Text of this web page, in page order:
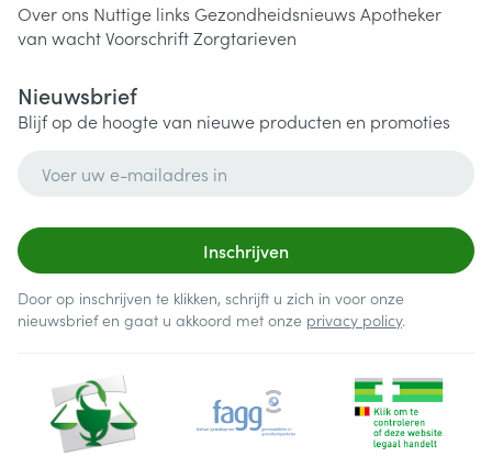
Over ons Nuttige links Gezondheidsnieuws Apotheker
van wachtVoorschriftZorgtarieven
Nieuwsbrief
Blijf op de hoogte van nieuwe producten en promoties
Inschrijven
Door op inschrijven te klikken, schrijft u zich in voor onze
nieuwsbrief en gaat u akkoord met onze privacy policy.